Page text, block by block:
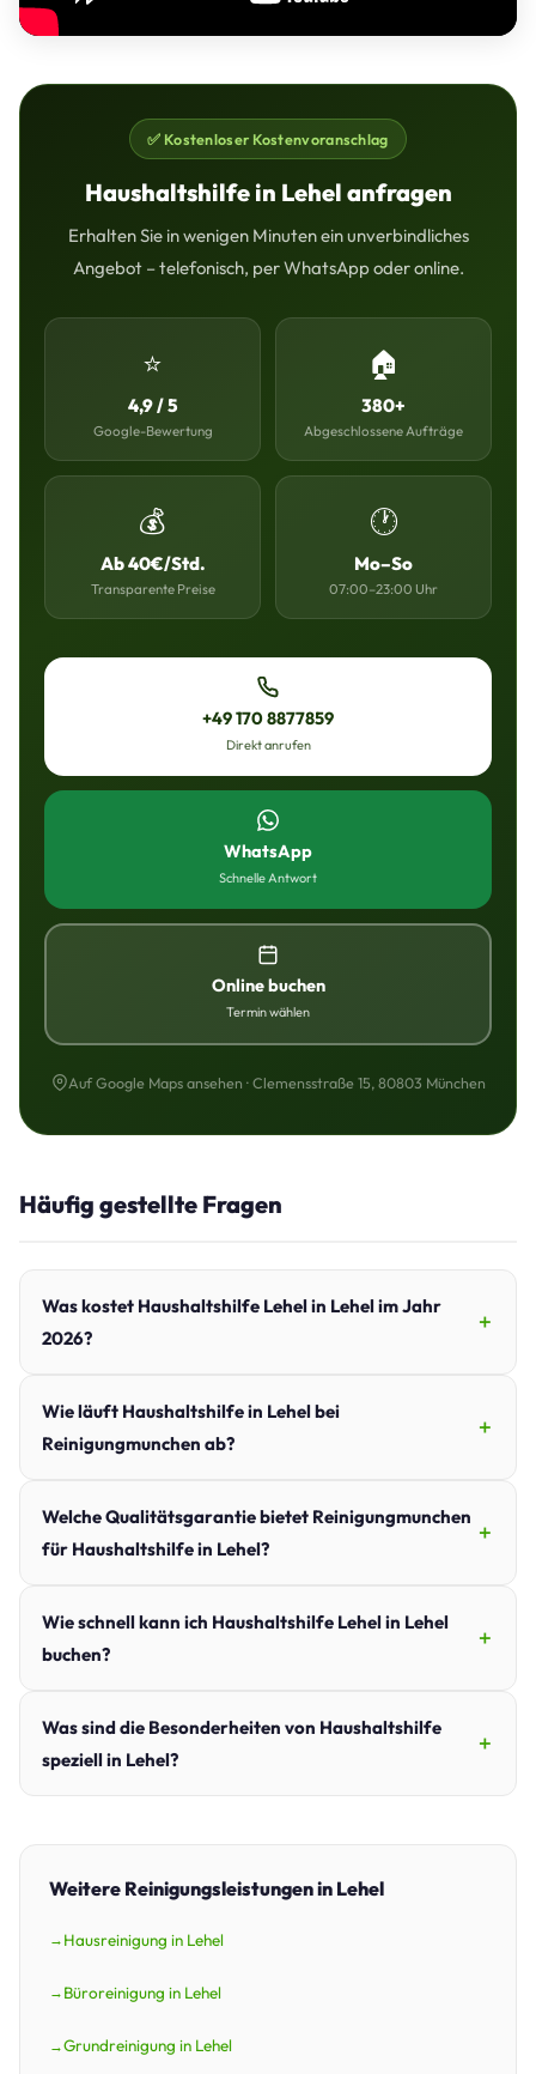
✅ Kostenloser Kostenvoranschlag
Haushaltshilfe in Lehel anfragen
Erhalten Sie in wenigen Minuten ein unverbindliches
Angebot – telefonisch, per WhatsApp oder online.
⭐
4,9 / 5
Google-Bewertung
🏠
380+
Abgeschlossene Aufträge
💰
Ab 40€/Std.
Transparente Preise
🕐
Mo–So
07:00–23:00 Uhr
+49 170 8877859
Direkt anrufen
WhatsApp
Schnelle Antwort
Online buchen
Termin wählen
Auf Google Maps ansehen · Clemensstraße 15, 80803 München
Häufig gestellte Fragen
Was kostet Haushaltshilfe Lehel in Lehel im Jahr
2026?
Wie läuft Haushaltshilfe in Lehel bei
Reinigungmunchen ab?
Welche Qualitätsgarantie bietet Reinigungmunchen
für Haushaltshilfe in Lehel?
Wie schnell kann ich Haushaltshilfe Lehel in Lehel
buchen?
Was sind die Besonderheiten von Haushaltshilfe
speziell in Lehel?
Weitere Reinigungsleistungen in Lehel
Hausreinigung in Lehel
Büroreinigung in Lehel
Grundreinigung in Lehel